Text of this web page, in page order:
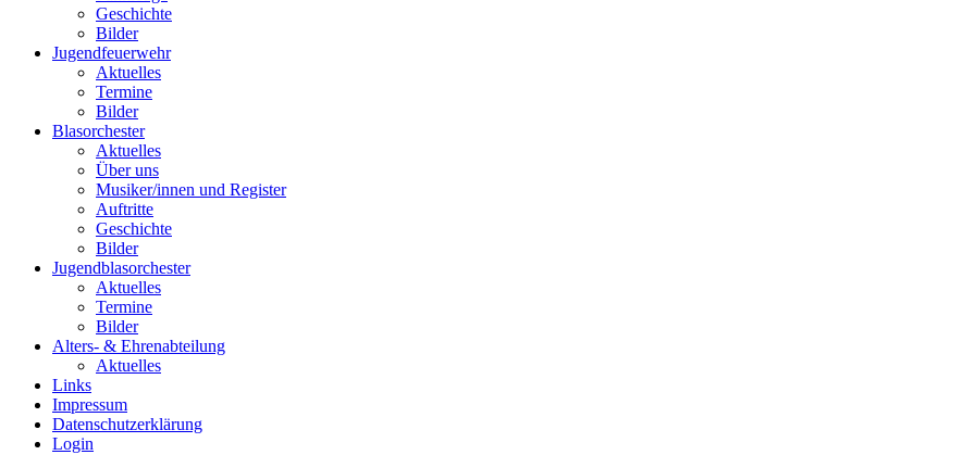
Geschichte
Bilder
Jugendfeuerwehr
Aktuelles
Termine
Bilder
Blasorchester
Aktuelles
Über uns
Musiker/innen und Register
Auftritte
Geschichte
Bilder
Jugendblasorchester
Aktuelles
Termine
Bilder
Alters- & Ehrenabteilung
Aktuelles
Links
Impressum
Datenschutzerklärung
Login